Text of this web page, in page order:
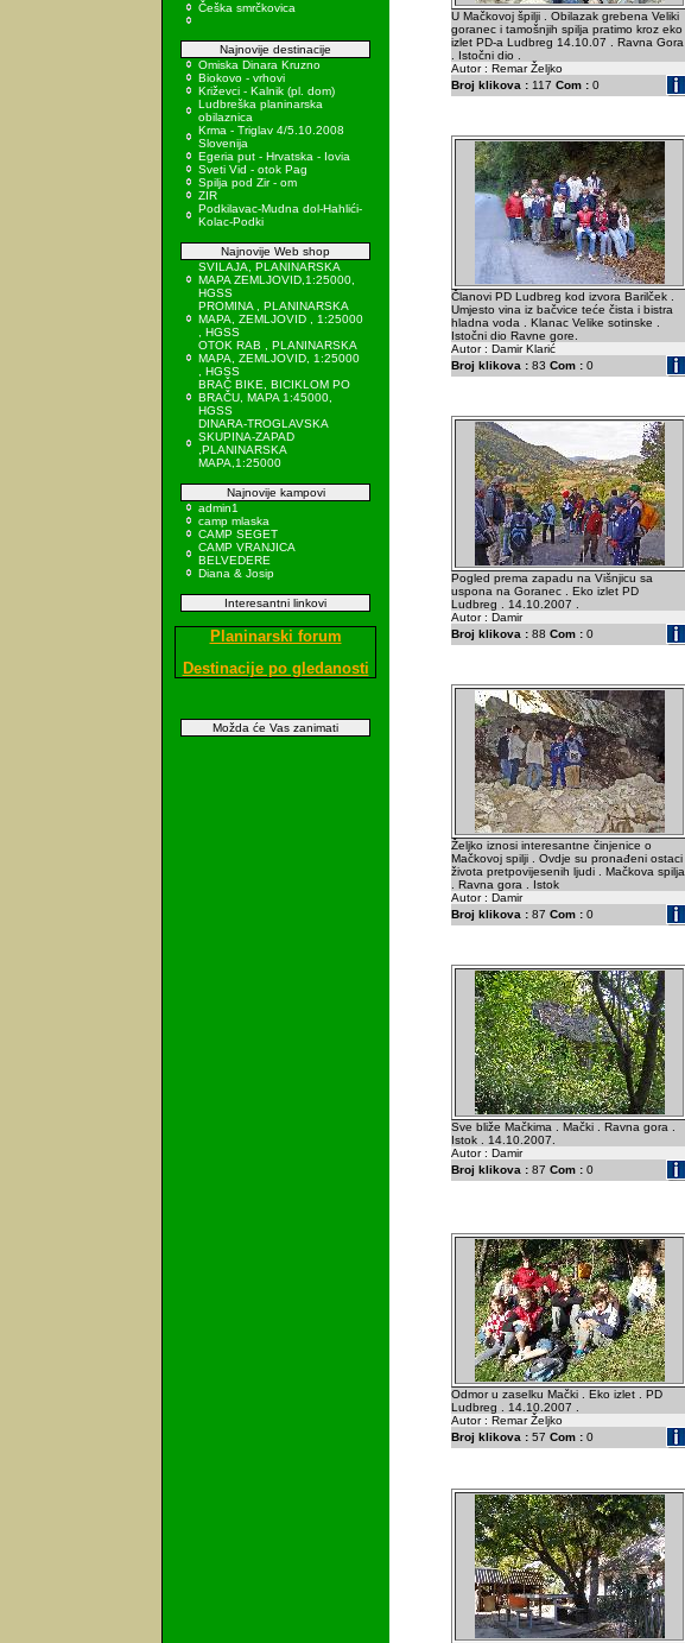
Češka smrčkovica
Najnovije destinacije
Omiska Dinara Kruzno
Biokovo - vrhovi
Križevci - Kalnik (pl. dom)
Ludbreška planinarska
obilaznica
Krma - Triglav 4/5.10.2008
Slovenija
Egeria put - Hrvatska - Iovia
Sveti Vid - otok Pag
Spilja pod Zir - om
ZIR
Podkilavac-Mudna dol-Hahlići-
Kolac-Podki
Najnovije Web shop
SVILAJA, PLANINARSKA
MAPA ZEMLJOVID,1:25000,
HGSS
PROMINA , PLANINARSKA
MAPA, ZEMLJOVID , 1:25000
, HGSS
OTOK RAB , PLANINARSKA
MAPA, ZEMLJOVID, 1:25000
, HGSS
BRAČ BIKE, BICIKLOM PO
BRAČU, MAPA 1:45000,
HGSS
DINARA-TROGLAVSKA
SKUPINA-ZAPAD
,PLANINARSKA
MAPA,1:25000
Najnovije kampovi
admin1
camp mlaska
CAMP SEGET
CAMP VRANJICA
BELVEDERE
Diana & Josip
Interesantni linkovi
Planinarski forum
Destinacije po gledanosti
Možda će Vas zanimati
U Mačkovoj špilji . Obilazak grebena Veliki
goranec i tamošnjih spilja pratimo kroz eko
izlet PD-a Ludbreg 14.10.07 . Ravna Gora
. Istočni dio .
Autor : Remar Željko
Broj klikova : 117 Com : 0
Članovi PD Ludbreg kod izvora Barilček .
Umjesto vina iz bačvice teće čista i bistra
hladna voda . Klanac Velike sotinske .
Istočni dio Ravne gore.
Autor : Damir Klarić
Broj klikova : 83 Com : 0
Pogled prema zapadu na Višnjicu sa
uspona na Goranec . Eko izlet PD
Ludbreg . 14.10.2007 .
Autor : Damir
Broj klikova : 88 Com : 0
Željko iznosi interesantne činjenice o
Mačkovoj spilji . Ovdje su pronađeni ostaci
života pretpovijesenih ljudi . Mačkova spilja
. Ravna gora . Istok
Autor : Damir
Broj klikova : 87 Com : 0
Sve bliže Mačkima . Mački . Ravna gora .
Istok . 14.10.2007.
Autor : Damir
Broj klikova : 87 Com : 0
Odmor u zaselku Mački . Eko izlet . PD
Ludbreg . 14.10.2007 .
Autor : Remar Željko
Broj klikova : 57 Com : 0